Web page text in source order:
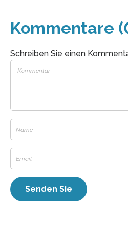
Kommentare
Schreiben Sie einen